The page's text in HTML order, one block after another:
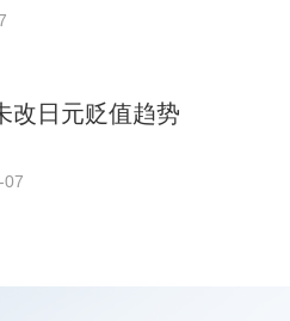
改日元贬值趋势
07